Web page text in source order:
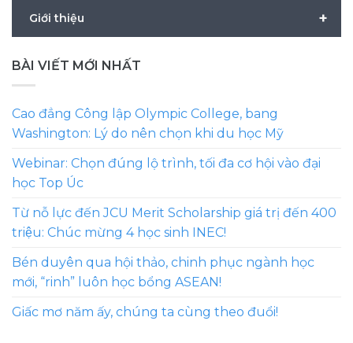
+
Giới thiệu
BÀI VIẾT MỚI NHẤT
Cao đẳng Công lập Olympic College, bang
Washington: Lý do nên chọn khi du học Mỹ
Webinar: Chọn đúng lộ trình, tối đa cơ hội vào đại
học Top Úc
Từ nỗ lực đến JCU Merit Scholarship giá trị đến 400
triệu: Chúc mừng 4 học sinh INEC!
Bén duyên qua hội thảo, chinh phục ngành học
mới, “rinh” luôn học bổng ASEAN!
Giấc mơ năm ấy, chúng ta cùng theo đuổi!